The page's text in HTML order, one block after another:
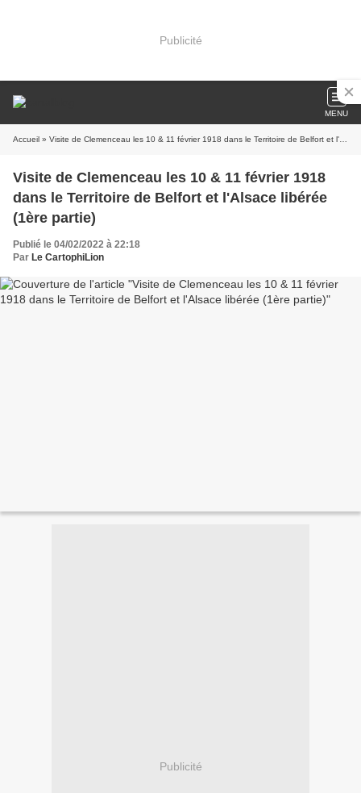
Publicité
MENU
Accueil » Visite de Clemenceau les 10 & 11 février 1918 dans le Territoire de Belfort et l'Alsace libérée (1ère partie)
Visite de Clemenceau les 10 & 11 février 1918
dans le Territoire de Belfort et l'Alsace libérée
(1ère partie)
Publié le 04/02/2022 à 22:18
Par Le CartophiLion
Publicité